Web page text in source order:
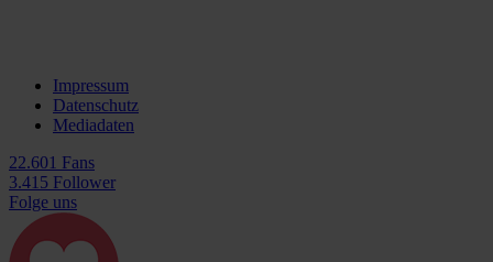
Impressum
Datenschutz
Mediadaten
22.601 Fans
3.415 Follower
Folge uns